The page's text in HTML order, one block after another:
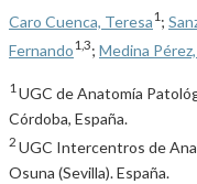
Caro Cuenca, Teresa1 ;
Fernando1,3; Medina
1 UGC de Anatomía
Córdoba, España.
2 UGC Intercentros de
Osuna (Sevilla). España.